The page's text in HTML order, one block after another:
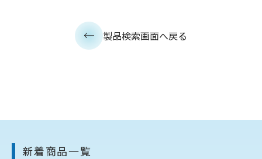
製品検索画面へ戻る
新着商品一覧